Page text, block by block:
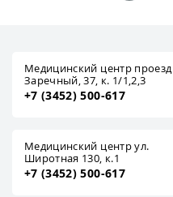
Медицинский центр проезд
Заречный, 37, к. 1/1,2,3
+7 (3452) 500-617
Медицинский центр ул.
Широтная 130, к.1
+7 (3452) 500-617